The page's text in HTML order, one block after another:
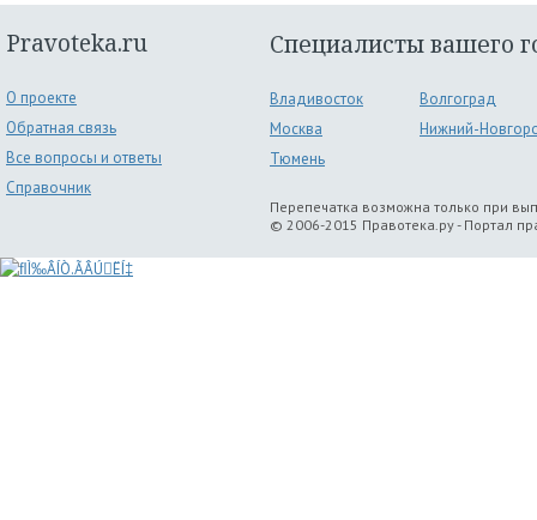
Pravoteka.ru
О проекте
Обратная связь
Все вопросы и ответы
Справочник
Специалисты вашего
Владивосток
Волгоград
Москва
Нижний-
Тюмень
Перепечатка возможна только при
© 2006-2015 Правотека.ру - Портал